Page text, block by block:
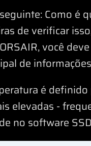
Como é
de verificar
você
de
é
elevadas -
no software